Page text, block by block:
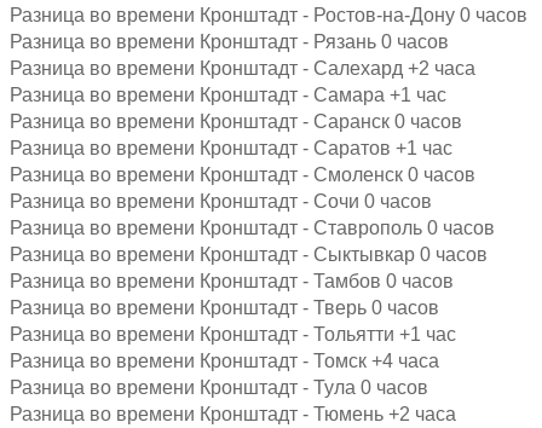
Разница во времени Кронштадт - Ростов-на-Дону 0 часов
Разница во времени Кронштадт - Рязань 0 часов
Разница во времени Кронштадт - Салехард +2 часа
Разница во времени Кронштадт - Самара +1 час
Разница во времени Кронштадт - Саранск 0 часов
Разница во времени Кронштадт - Саратов +1 час
Разница во времени Кронштадт - Смоленск 0 часов
Разница во времени Кронштадт - Сочи 0 часов
Разница во времени Кронштадт - Ставрополь 0 часов
Разница во времени Кронштадт - Сыктывкар 0 часов
Разница во времени Кронштадт - Тамбов 0 часов
Разница во времени Кронштадт - Тверь 0 часов
Разница во времени Кронштадт - Тольятти +1 час
Разница во времени Кронштадт - Томск +4 часа
Разница во времени Кронштадт - Тула 0 часов
Разница во времени Кронштадт - Тюмень +2 часа